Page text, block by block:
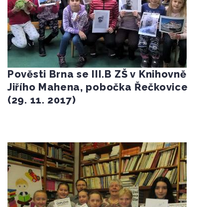
Pověsti Brna se III.B ZŠ v Knihovně
Jiřího Mahena, pobočka Řečkovice
(29. 11. 2017)